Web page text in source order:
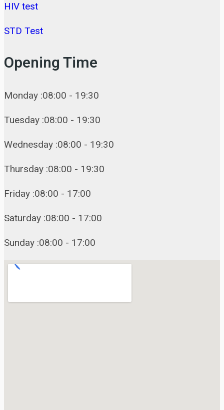
HIV test
STD Test
Opening Time
Monday :08:00 - 19:30
Tuesday :08:00 - 19:30
Wednesday :08:00 - 19:30
Thursday :08:00 - 19:30
Friday :08:00 - 17:00
Saturday :08:00 - 17:00
Sunday :08:00 - 17:00